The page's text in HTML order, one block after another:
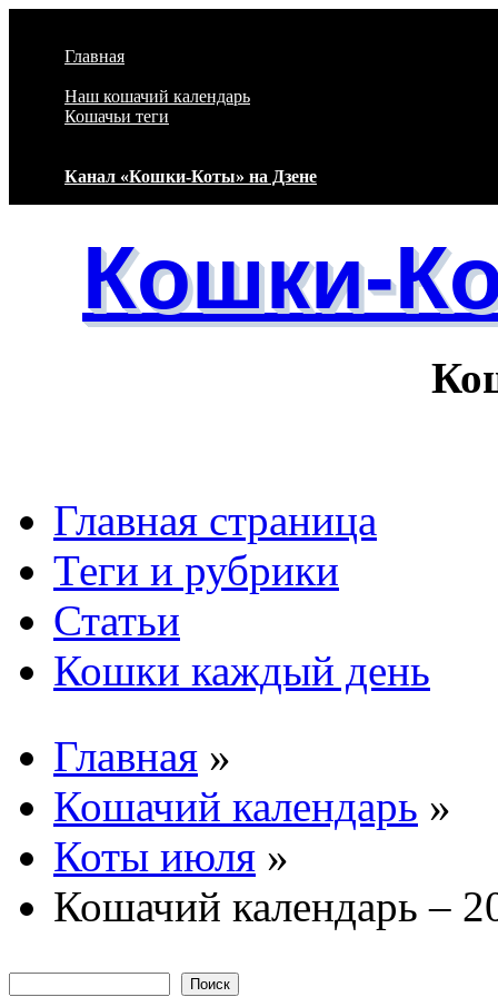
Главная
Наш кошачий календарь
Кошачьи теги
Канал «Кошки-Коты» на Дзене
Кошки-
Кошачий
Основные
Главная страница
Теги и рубрики
Статьи
Кошки каждый день
Вы здесь
Главная »
Кошачий календарь »
Коты июля »
Кошачий календарь –